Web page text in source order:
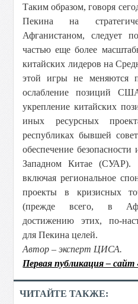
Таким образом, говоря
Пекина на
Афганистаном, следует
частью еще более
китайских лидеров на
этой игры не меняются
ослабление позиций
укрепление китайских
иных ресурсных
республиках бывшей
обеспечение
Западном Китае (СУАР).
включая региональное
проекты в кризисных
(прежде всего, в
достижению этих, по-
для Пекина целей.
Автор – эксперт ЦИСА.
Первая публикация –
ЧИТАЙТЕ ТАКЖЕ: